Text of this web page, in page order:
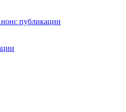
публикации